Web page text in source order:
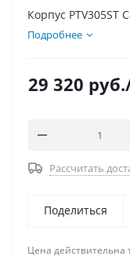
Корпус PTV305ST
Подробнее
29 320 руб.
Рассчитать
Поделиться
Цена действительна